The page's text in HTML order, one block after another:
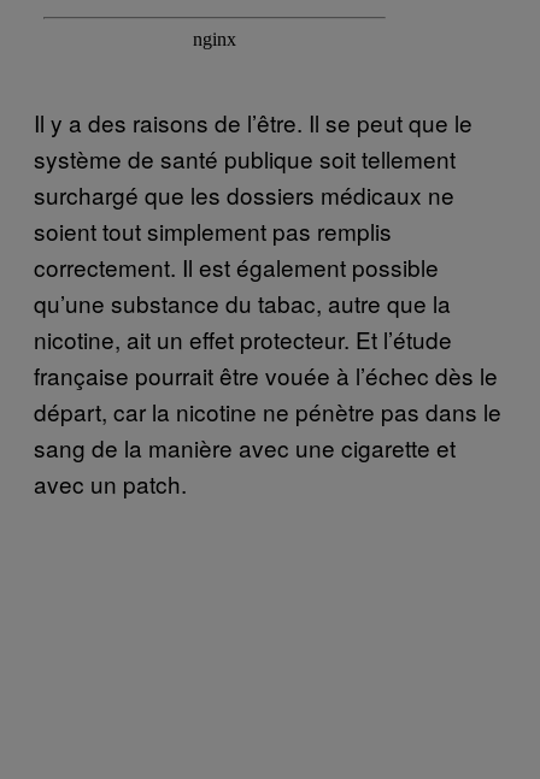
Il y a des raisons de l’être. Il se peut que le
système de santé publique soit tellement
surchargé que les dossiers médicaux ne
soient tout simplement pas remplis
correctement. Il est également possible
qu’une substance du tabac, autre que la
nicotine, ait un effet protecteur. Et l’étude
française pourrait être vouée à l’échec dès le
départ, car la nicotine ne pénètre pas dans le
sang de la manière avec une cigarette et
avec un patch.